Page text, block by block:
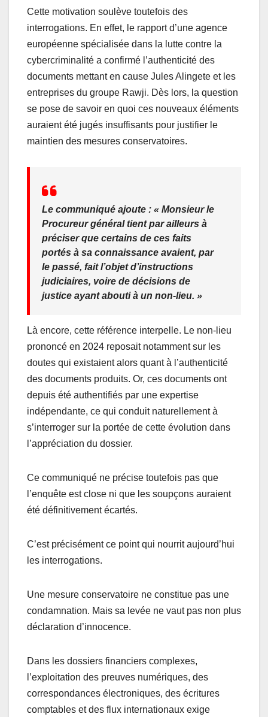
Cette motivation soulève toutefois des
interrogations. En effet, le rapport d’une agence
européenne spécialisée dans la lutte contre la
cybercriminalité a confirmé l’authenticité des
documents mettant en cause Jules Alingete et les
entreprises du groupe Rawji. Dès lors, la question
se pose de savoir en quoi ces nouveaux éléments
auraient été jugés insuffisants pour justifier le
maintien des mesures conservatoires.
Le communiqué ajoute : « Monsieur le
Procureur général tient par ailleurs à
préciser que certains de ces faits
portés à sa connaissance avaient, par
le passé, fait l’objet d’instructions
judiciaires, voire de décisions de
justice ayant abouti à un non-lieu. »
Là encore, cette référence interpelle. Le non-lieu
prononcé en 2024 reposait notamment sur les
doutes qui existaient alors quant à l’authenticité
des documents produits. Or, ces documents ont
depuis été authentifiés par une expertise
indépendante, ce qui conduit naturellement à
s’interroger sur la portée de cette évolution dans
l’appréciation du dossier.
Ce communiqué ne précise toutefois pas que
l’enquête est close ni que les soupçons auraient
été définitivement écartés.
C’est précisément ce point qui nourrit aujourd’hui
les interrogations.
Une mesure conservatoire ne constitue pas une
condamnation. Mais sa levée ne vaut pas non plus
déclaration d’innocence.
Dans les dossiers financiers complexes,
l’exploitation des preuves numériques, des
correspondances électroniques, des écritures
comptables et des flux internationaux exige